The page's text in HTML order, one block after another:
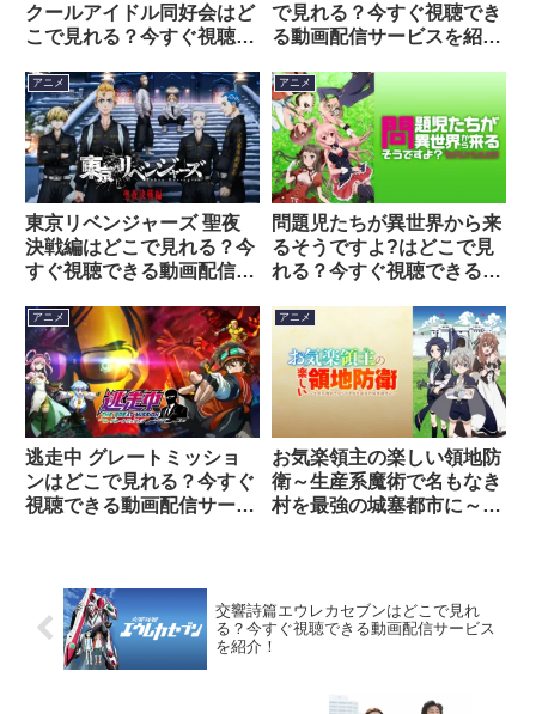
クールアイドル同好会はど
こで見れる？今すぐ視聴で
介！
で見れる？今すぐ視聴でき
る動画配信サービスを紹
アニメ
東京リベンジャーズ 聖夜
決戦編はどこで見れる？今
すぐ視聴できる動画配信サ
アニメ
問題児たちが異世界から来
るそうですよ?はどこで見
れる？今すぐ視聴できる動
アニメ
逃走中 グレートミッショ
ンはどこで見れる？今すぐ
視聴できる動画配信サービ
アニメ
お気楽領主の楽しい領地防
衛～生産系魔術で名もなき
村を最強の城塞都市に～は
交響詩篇エウレカセブンはどこで見れ
る？今すぐ視聴できる動画配信サービス
を紹介！